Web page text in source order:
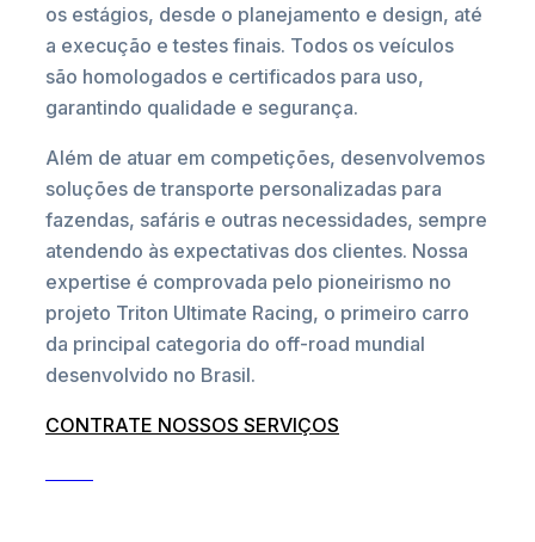
os estágios, desde o planejamento e design, até
a execução e testes finais. Todos os veículos
são homologados e certificados para uso,
garantindo qualidade e segurança.
Além de atuar em competições, desenvolvemos
soluções de transporte personalizadas para
fazendas, safáris e outras necessidades, sempre
atendendo às expectativas dos clientes. Nossa
expertise é comprovada pelo pioneirismo no
projeto Triton Ultimate Racing, o primeiro carro
da principal categoria do off-road mundial
desenvolvido no Brasil.
CONTRATE NOSSOS SERVIÇOS